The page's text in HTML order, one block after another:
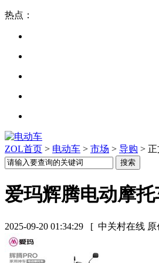
热点：
ZOL首页 > 电动车 > 市场 > 导购 > 正
爱玛辉腾电动摩
2025-09-20 01:34:29 [ 中关村在线